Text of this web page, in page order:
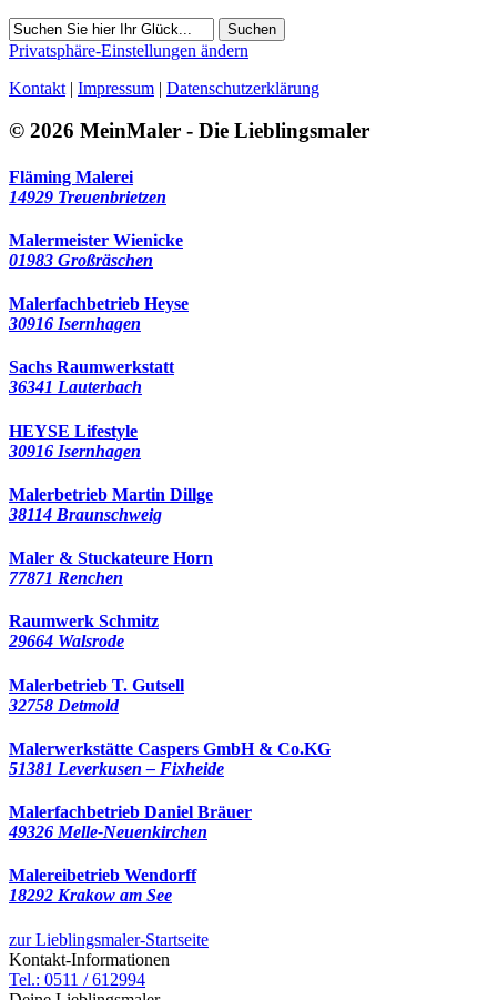
Suchen
Privatsphäre-Einstellungen ändern
Kontakt | Impressum | Datenschutzerklärung
© 2026 MeinMaler - Die Lieblingsmaler
Fläming Malerei
14929 Treuenbrietzen
Malermeister Wienicke
01983 Großräschen
Malerfachbetrieb Heyse
30916 Isernhagen
Sachs Raumwerkstatt
36341 Lauterbach
HEYSE Lifestyle
30916 Isernhagen
Malerbetrieb Martin Dillge
38114 Braunschweig
Maler & Stuckateure Horn
77871 Renchen
Raumwerk Schmitz
29664 Walsrode
Malerbetrieb T. Gutsell
32758 Detmold
Malerwerkstätte Caspers GmbH & Co.KG
51381 Leverkusen – Fixheide
Malerfachbetrieb Daniel Bräuer
49326 Melle-Neuenkirchen
Malereibetrieb Wendorff
18292 Krakow am See
zur Lieblingsmaler-Startseite
Kontakt-Informationen
Tel.: 0511 / 612994